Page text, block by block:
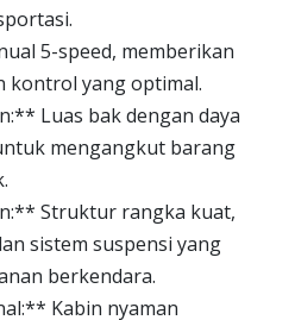
5-speed, memberikan
kontrol yang optimal.
Luas bak dengan daya
mengangkut barang
Struktur rangka kuat,
sistem suspensi yang
berkendara.
Kabin nyaman